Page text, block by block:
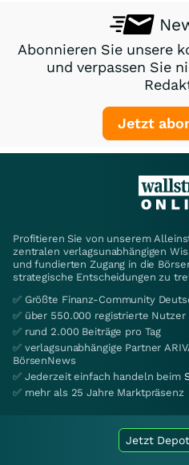
Abonnieren Sie unsere
und verpassen Sie
Jetzt
Profitieren Sie von unserem
zentralen verlagsunabhängigen
und fundierten Zugang in die
strategische Entscheidungen zu
✅ Größte Finanz-Community
✅ über 550.000 registrierte Nutzer
✅ rund 2.000 Beiträge pro Tag
✅ verlagsunabhängige Partner
BörsenNews
✅ Jederzeit einfach handeln beim
✅ mehr als 25 Jahre Marktpräsenz
Jetzt